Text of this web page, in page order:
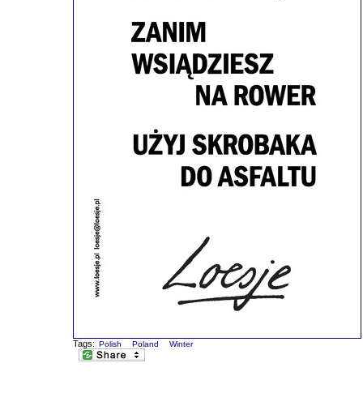
Tags: Polish Poland Winter